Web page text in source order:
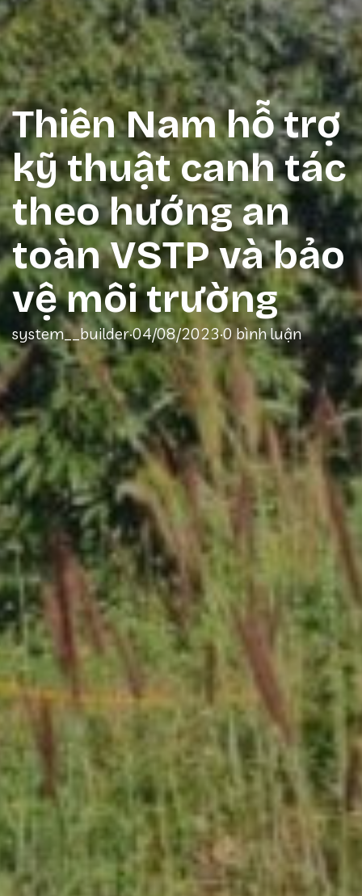
Thiên Nam hỗ trợ
kỹ thuật canh tác
theo hướng an
toàn VSTP và bảo
vệ môi trường
system__builder·04/08/2023·0 bình luận